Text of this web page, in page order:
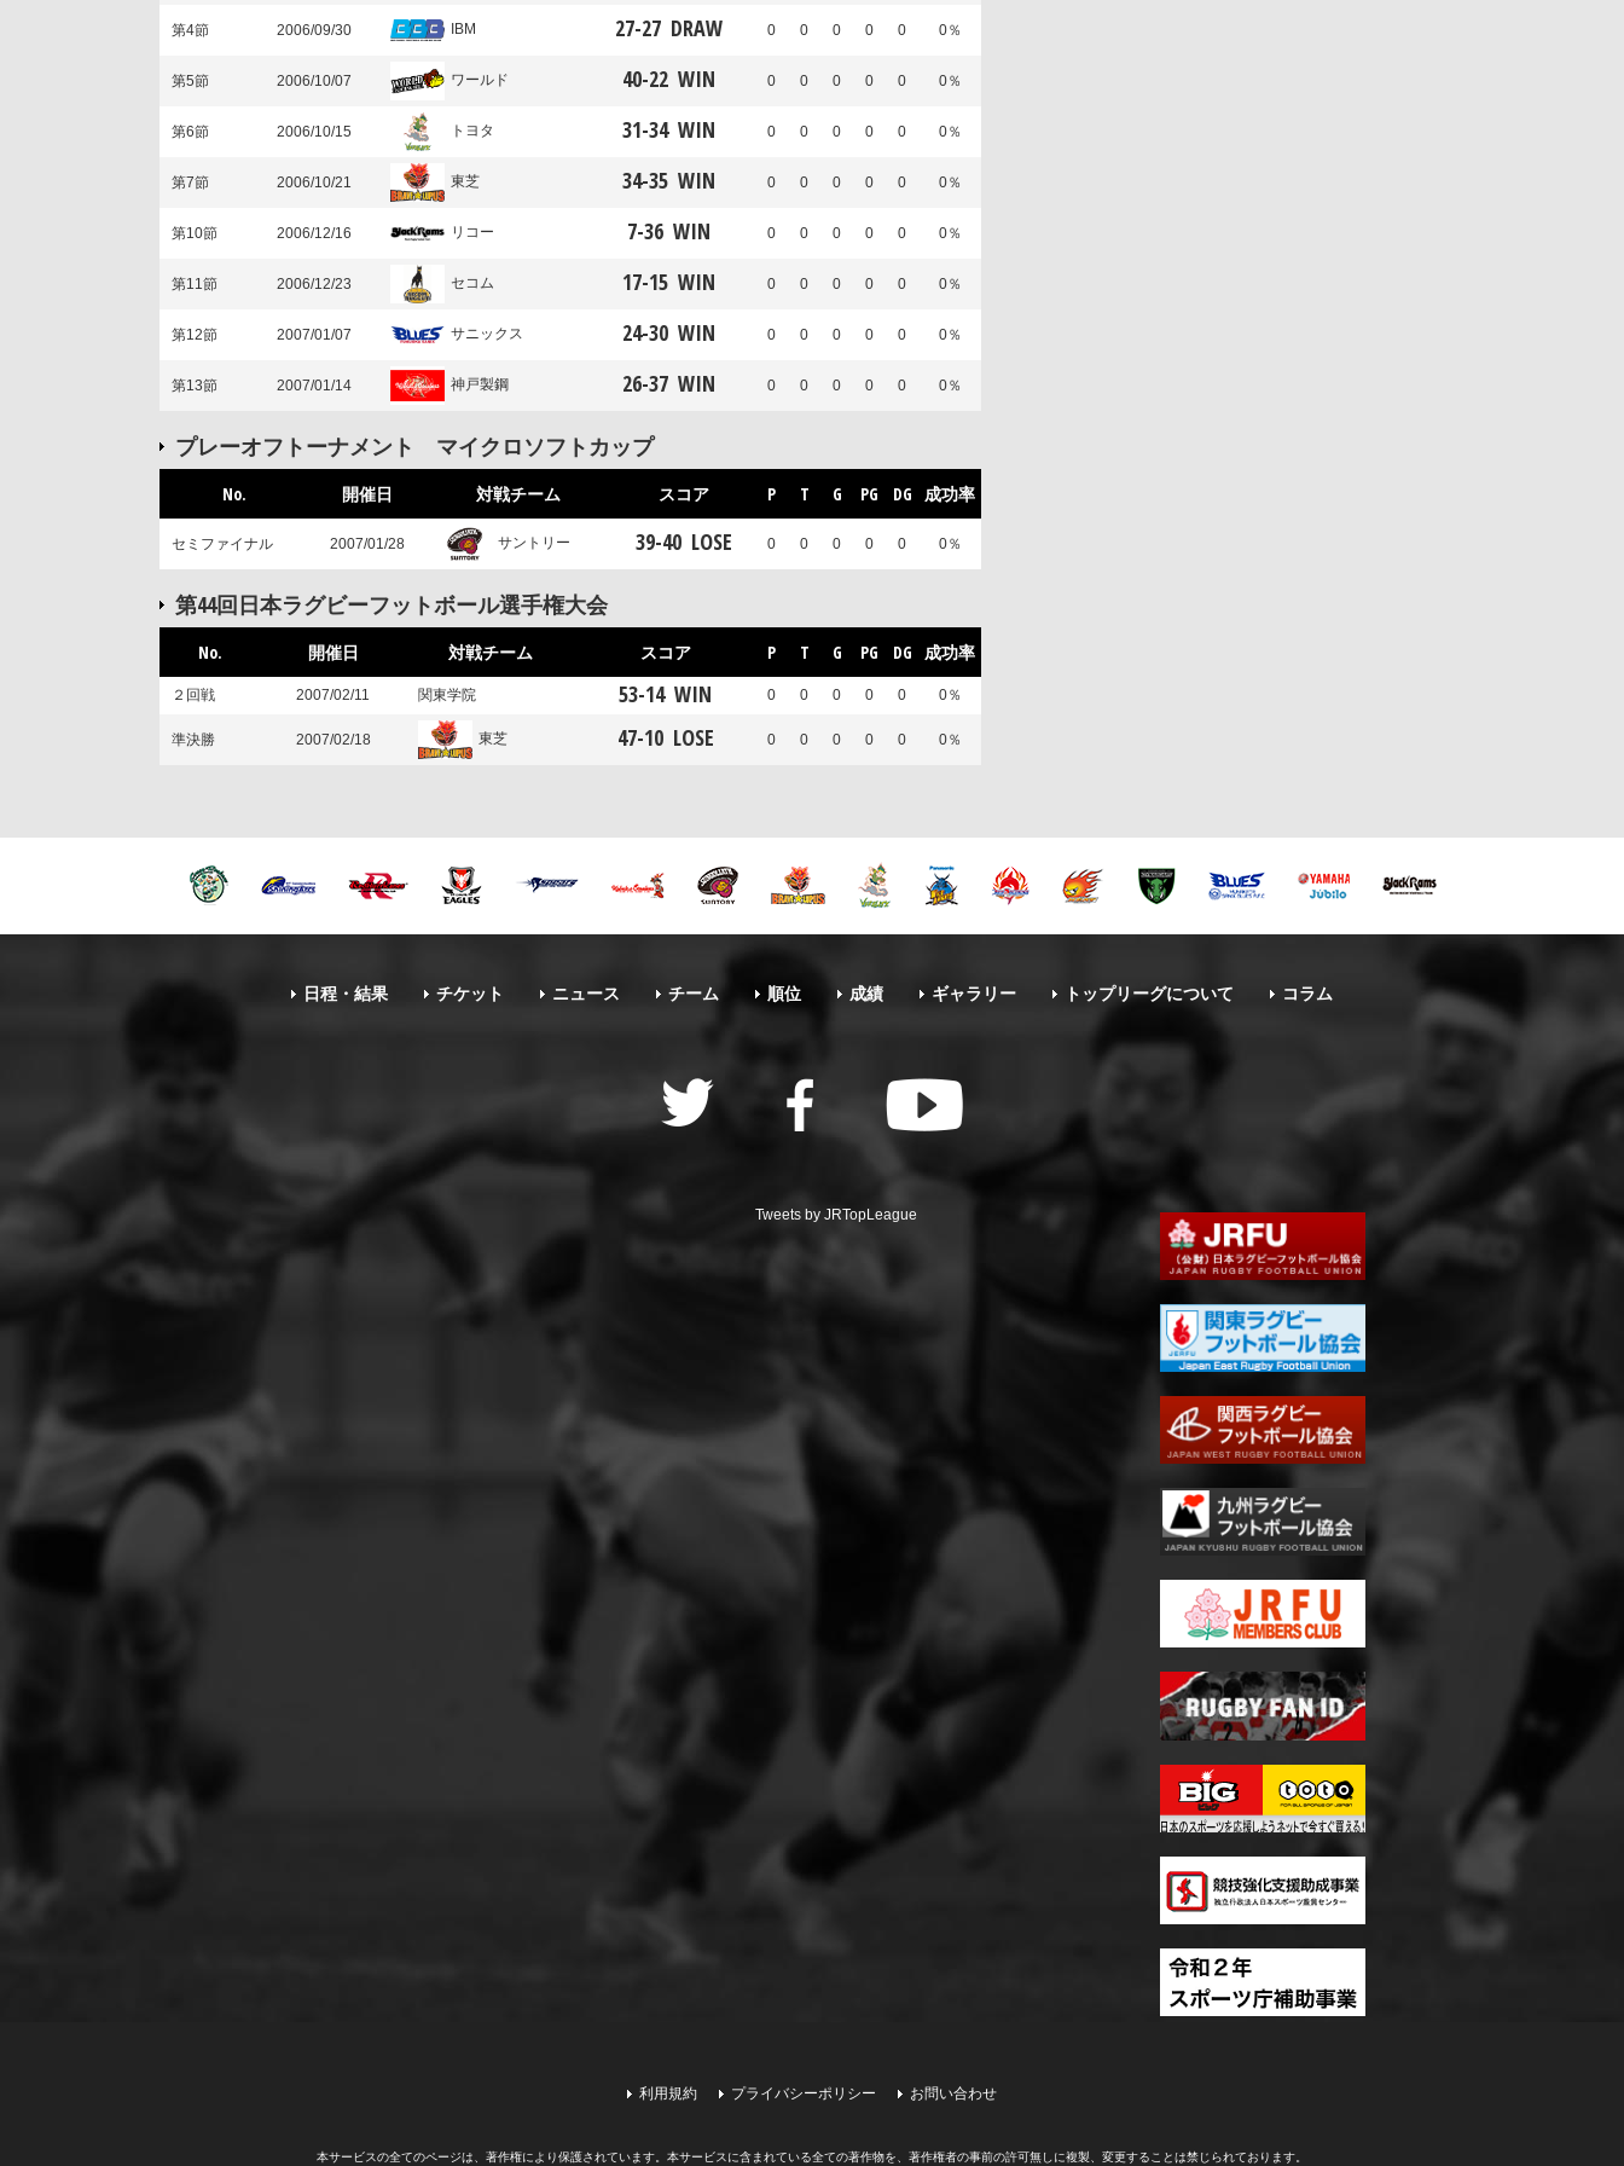
第4節 2006/09/30 IBM 27-27 DRAW 0 0 0 0 0 0％
第5節 2006/10/07 ワールド 40-22 WIN 0 0 0 0 0 0％
第6節 2006/10/15 トヨタ 31-34 WIN 0 0 0 0 0 0％
第7節 2006/10/21 東芝 34-35 WIN 0 0 0 0 0 0％
第10節 2006/12/16 リコー 7-36 WIN 0 0 0 0 0 0％
第11節 2006/12/23 セコム 17-15 WIN 0 0 0 0 0 0％
第12節 2007/01/07 サニックス 24-30 WIN 0 0 0 0 0 0％
第13節 2007/01/14 神戸製鋼 26-37 WIN 0 0 0 0 0 0％
プレーオフトーナメント マイクロソフトカップ
No. 開催日 対戦チーム スコア P T G PG DG 成功率
セミファイナル 2007/01/28 サントリー 39-40 LOSE 0 0 0 0 0 0％
第44回日本ラグビーフットボール選手権大会
No. 開催日 対戦チーム スコア P T G PG DG 成功率
２回戦 2007/02/11 関東学院 53-14 WIN 0 0 0 0 0 0％
準決勝 2007/02/18 東芝 47-10 LOSE 0 0 0 0 0 0％
日程・結果 チケット ニュース チーム 順位 成績 ギャラリー トップリーグについて コラム
Tweets by JRTopLeague
利用規約 プライバシーポリシー お問い合わせ
本サービスの全てのページは、著作権により保護されています。 本サービスに含まれている全ての著作物を、著作権者の事前の許可無しに複製、変更することは禁じられております。